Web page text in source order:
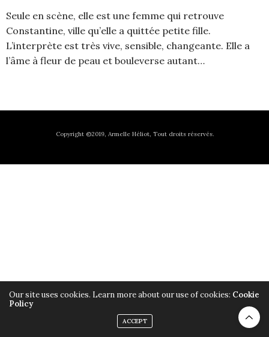
Seule en scène, elle est une femme qui retrouve
Constantine, ville qu’elle a quittée petite fille.
L’interprète est très vive, sensible, changeante. Elle a
l’âme à fleur de peau et bouleverse autant…
Copyright ©2019, Armelle Héliot, Tout droits réservés.
Our site uses cookies. Learn more about our use of cookies: Cookie
Policy
ACCEPT